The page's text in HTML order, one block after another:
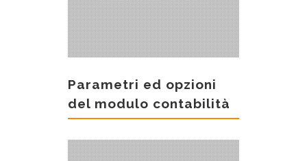
Parametri ed opzioni
del modulo contabilità